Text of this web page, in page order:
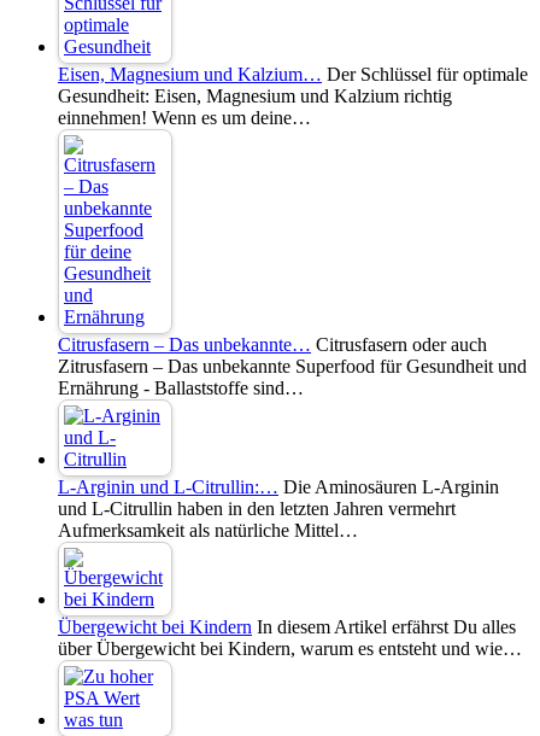
Eisen, Magnesium und Kalzium… Der Schlüssel für optimale
Gesundheit: Eisen, Magnesium und Kalzium richtig
einnehmen! Wenn es um deine…
Citrusfasern – Das unbekannte… Citrusfasern oder auch
Zitrusfasern – Das unbekannte Superfood für Gesundheit und
Ernährung - Ballaststoffe sind…
L-Arginin und L-Citrullin:… Die Aminosäuren L-Arginin
und L-Citrullin haben in den letzten Jahren vermehrt
Aufmerksamkeit als natürliche Mittel…
Übergewicht bei Kindern In diesem Artikel erfährst Du alles
über Übergewicht bei Kindern, warum es entsteht und wie…